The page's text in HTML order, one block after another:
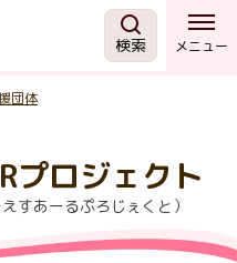
検索 メニュー
団体
プロジェクト
すあーるぷろじぇくと）